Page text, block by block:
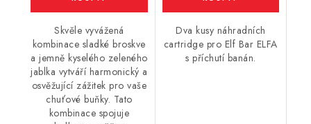
Skvěle vyvážená
kombinace sladké broskve
a jemně kyselého zeleného
jablka vytváří harmonický a
osvěžující zážitek pro vaše
chuťové buňky. Tato
kombinace spojuje
Dva kusy náhradních
cartridge pro Elf Bar ELFA
s příchutí banán.